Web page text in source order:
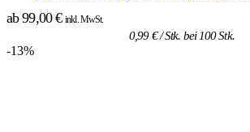
ab99,00€ inkl. MwSt.
0,99€/ Stk. bei 100 Stk.
-13%